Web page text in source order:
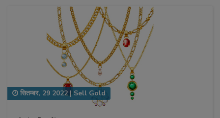
सितम्बर, 29 2022 | Sell Gold